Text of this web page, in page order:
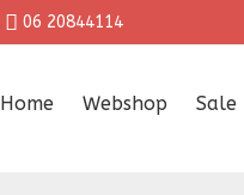
06 20844114
Home Webshop Sale